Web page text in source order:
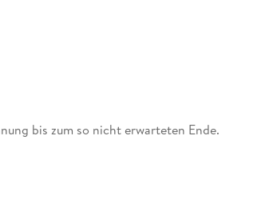
bis zum so nicht erwarteten Ende.